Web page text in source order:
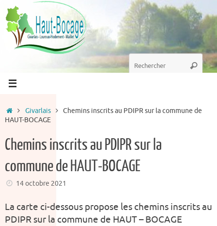
Passer
au
contenu
Recherche
pour
Accueil
Givarlais
Chemins inscrits au PDIPR sur la commune de
HAUT-BOCAGE
Chemins inscrits au PDIPR sur la
commune de HAUT-BOCAGE
14 octobre 2021
La carte ci-dessous propose les chemins inscrits au
PDIPR sur la commune de HAUT – BOCAGE